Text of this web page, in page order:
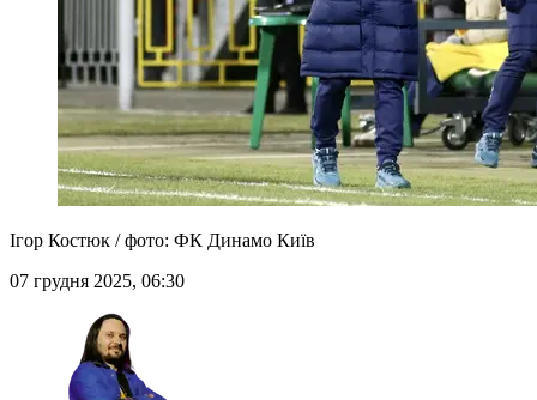
Ігор Костюк / фото: ФК Динамо Київ
07 грудня 2025, 06:30